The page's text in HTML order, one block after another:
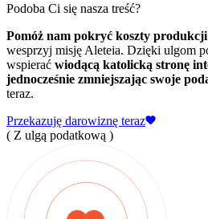
Podoba Ci się nasza treść?
Pomóż nam pokryć koszty produkcji
wesprzyj misję Aleteia. Dzięki ulgom
wspierać wiodącą katolicką stronę
jednocześnie zmniejszając swoje
teraz.
Przekazuję darowiznę teraz
( Z ulgą podatkową )